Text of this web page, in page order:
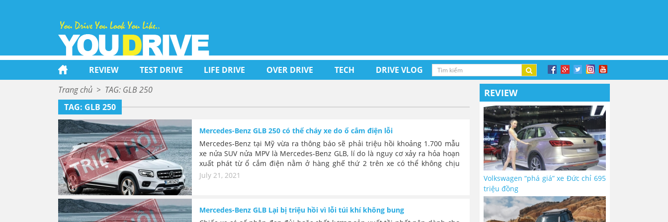
REVIEW TEST DRIVE LIFE DRIVE OVER DRIVE TECH
DRIVE VLOG
Trang chủ > TAG: GLB 250
TAG: GLB 250
Mercedes-Benz GLB 250 có thể cháy xe do ổ cắm điện lỗi
Mercedes-Benz tại Mỹ vừa ra thông báo sẽ phải triệu hồi khoảng 1.700 mẫu
xe nửa SUV nửa MPV là Mercedes-Benz GLB, lí do là nguy cơ xảy ra hỏa hoạn
xuất phát từ ổ cắm điện nằm ở hàng ghế thứ 2 trên xe có thể không chịu
được nhiệt do điện áp nguồn sai.
July 21, 2021
Mercedes-Benz GLB Lại bị triệu hồi vì lỗi túi khí không bung
REVIEW
Volkswagen “phá giá” xe Đức chỉ 695
triệu đồng